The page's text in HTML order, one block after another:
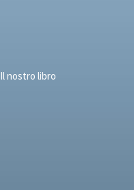
Il nostro libro